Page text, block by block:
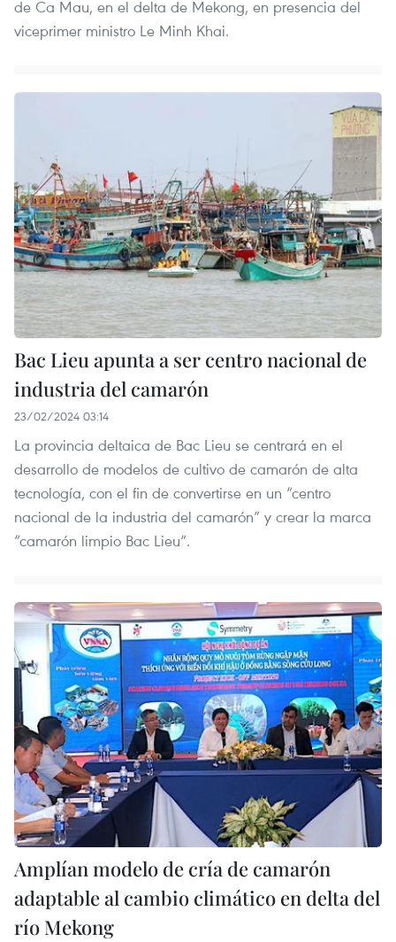
de Ca Mau, en el delta de Mekong, en presencia del
viceprimer ministro Le Minh Khai.
Bac Lieu apunta a ser centro nacional de
industria del camarón
23/02/2024 03:14
La provincia deltaica de Bac Lieu se centrará en el
desarrollo de modelos de cultivo de camarón de alta
tecnología, con el fin de convertirse en un “centro
nacional de la industria del camarón” y crear la marca
“camarón limpio Bac Lieu”.
Amplían modelo de cría de camarón
adaptable al cambio climático en delta del
río Mekong